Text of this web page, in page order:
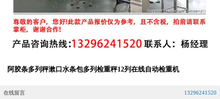
阿胶条多列秤漱口水条包多列检重秤12列在线自动检重机
在线留言 13296241520